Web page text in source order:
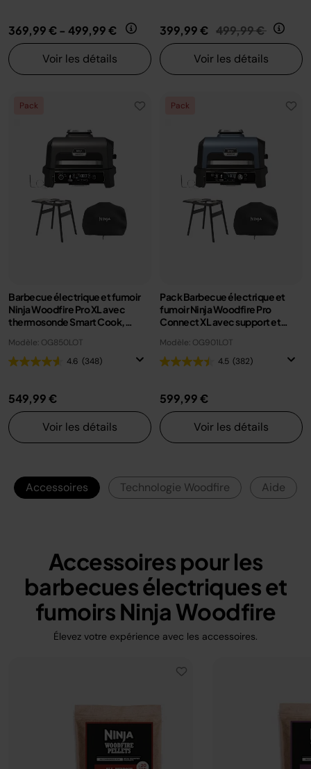
369,99 €- 499,99 €
Voir les détails
399,99 € Prix réduit de
499,99 € au
Voir les détails
Pack
Barbecue électrique et fumoir
Ninja Woodfire Pro XL avec
thermosonde Smart Cook,
Modèle: OG850LOT
4.6 (348)
549,99 €
Voir les détails
Pack
Pack Barbecue électrique et
fumoir Ninja Woodfire Pro
Connect XL avec support et
Modèle: OG901LOT
4.5 (382)
599,99 €
Voir les détails
Accessoires Technologie Woodfire Aide
Accessoires pour les
barbecues électriques et
fumoirs Ninja Woodfire
Élevez votre expérience avec les accessoires.